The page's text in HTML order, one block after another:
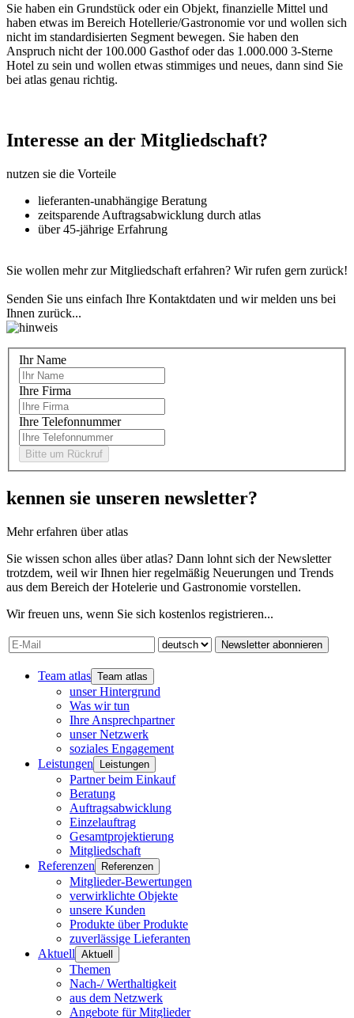
Sie haben ein Grundstück oder ein Objekt, finanzielle Mittel und
haben etwas im Bereich Hotellerie/Gastronomie vor und wollen sich
nicht im standardisierten Segment bewegen. Sie haben den
Anspruch nicht der 100.000 Gasthof oder das 1.000.000 3-Sterne
Hotel zu sein und wollen etwas stimmiges und neues, dann sind Sie
bei atlas genau richtig.
Interesse an der Mitgliedschaft?
nutzen sie die Vorteile
lieferanten-unabhängige Beratung
zeitsparende Auftragsabwicklung durch atlas
über 45-jährige Erfahrung
Sie wollen mehr zur Mitgliedschaft erfahren? Wir rufen gern zurück!
Senden Sie uns einfach Ihre Kontaktdaten und wir melden uns bei
Ihnen zurück...
Ihr Name
Ihre Firma
Ihre Telefonnummer
kennen sie unseren newsletter?
Mehr erfahren über atlas
Sie wissen schon alles über atlas? Dann lohnt sich der Newsletter
trotzdem, weil wir Ihnen hier regelmäßig Neuerungen und Trends
aus dem Bereich der Hotelerie und Gastronomie vorstellen.
Wir freuen uns, wenn Sie sich kostenlos registrieren...
Newsletter abonnieren
Team atlas Team atlas
unser Hintergrund
Was wir tun
Ihre Ansprechpartner
unser Netzwerk
soziales Engagement
Leistungen
Leistungen
Partner beim Einkauf
Beratung
Auftragsabwicklung
Einzelauftrag
Gesamtprojektierung
Mitgliedschaft
Referenzen
Referenzen
Mitglieder-Bewertungen
verwirklichte Objekte
unsere Kunden
Produkte über Produkte
zuverlässige Lieferanten
Aktuell Aktuell
Themen
Nach-/ Werthaltigkeit
aus dem Netzwerk
Angebote für Mitglieder